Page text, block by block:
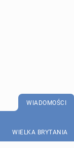
WIADOMOŚCI
WIELKA BRYTANIA